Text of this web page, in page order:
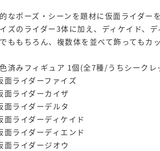
なポーズ・シーンを題材に仮面ライダー
ズのライダー3体に加え、ディケイド、デ
ももちろん、複数体を並べて飾ってもカ
済みフィギュア 1個(全7種/うちシークレ
面ライダーファイズ
面ライダーカイザ
面ライダーデルタ
面ライダーディケイド
面ライダーディエンド
面ライダージオウ